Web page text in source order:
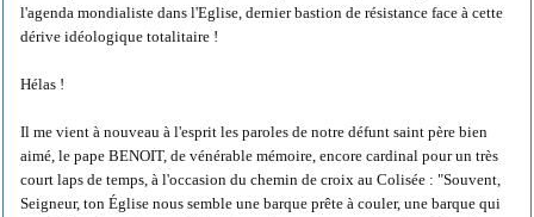
l'agenda mondialiste dans l'Eglise, dernier bastion de résistance face à cette
dérive idéologique totalitaire !
Hélas !
Il me vient à nouveau à l'esprit les paroles de notre défunt saint père bien
aimé, le pape BENOIT, de vénérable mémoire, encore cardinal pour un très
court laps de temps, à l'occasion du chemin de croix au Colisée : "Souvent,
Seigneur, ton Église nous semble une barque prête à couler, une barque qui